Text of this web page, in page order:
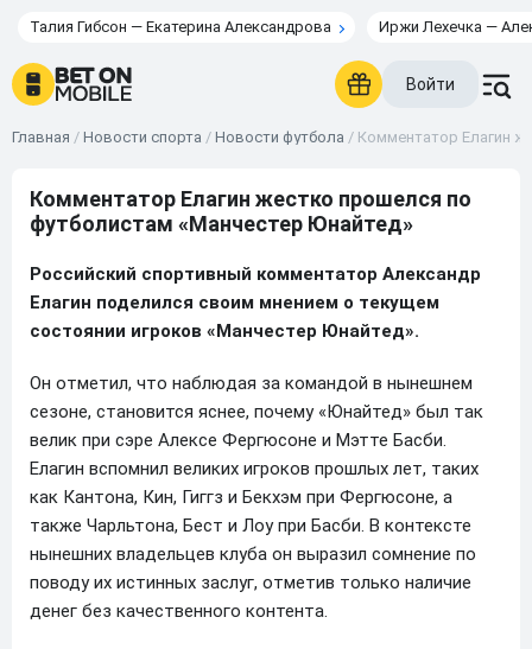
Талия Гибсон — Екатерина Александрова Иржи Лехечка —
Войти
Главная / Новости спорта / Новости футбола / Комментатор Елагин
Комментатор Елагин жестко прошелся по
футболистам «Манчестер Юнайтед»
Российский спортивный комментатор Александр
Елагин поделился своим мнением о текущем
состоянии игроков «Манчестер Юнайтед».
Он отметил, что наблюдая за командой в нынешнем
сезоне, становится яснее, почему «Юнайтед» был так
велик при сэре Алексе Фергюсоне и Мэтте Басби.
Елагин вспомнил великих игроков прошлых лет, таких
как Кантона, Кин, Гиггз и Бекхэм при Фергюсоне, а
также Чарльтона, Бест и Лоу при Басби. В контексте
нынешних владельцев клуба он выразил сомнение по
поводу их истинных заслуг, отметив только наличие
денег без качественного контента.